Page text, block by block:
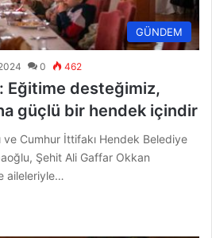
GÜNDEM
0 462
Eğitime desteğimiz,
güçlü bir hendek içindir
ve Cumhur İttifakı Hendek Belediye
Şehit Ali Gaffar Okkan
aileleriyle…